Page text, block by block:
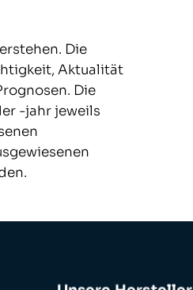
Die
Aktualität
Die
-jahr jeweils